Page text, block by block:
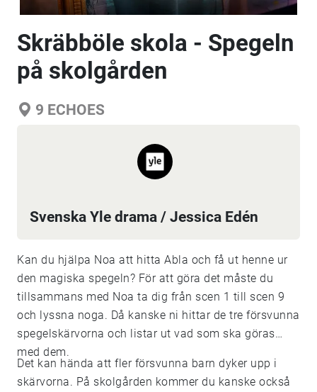
Skräbböle skola - Spegeln
på skolgården
9 ECHOES
Svenska Yle drama / Jessica Edén
Kan du hjälpa Noa att hitta Abla och få ut henne ur
den magiska spegeln? För att göra det måste du
tillsammans med Noa ta dig från scen 1 till scen 9
och lyssna noga. Då kanske ni hittar de tre försvunna
spegelskärvorna och listar ut vad som ska göras
med dem.
Det kan hända att fler försvunna barn dyker upp i
skärvorna. På skolgården kommer du kanske också